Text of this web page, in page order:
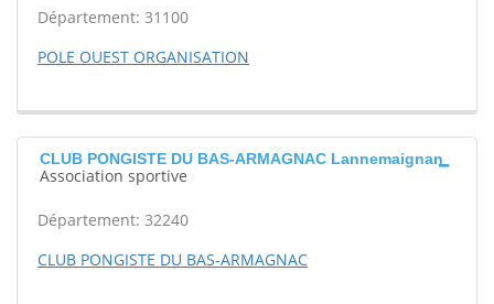
Département: 31100
POLE OUEST ORGANISATION
CLUB PONGISTE DU BAS-ARMAGNAC Lannemaignan
Association sportive
Département: 32240
CLUB PONGISTE DU BAS-ARMAGNAC